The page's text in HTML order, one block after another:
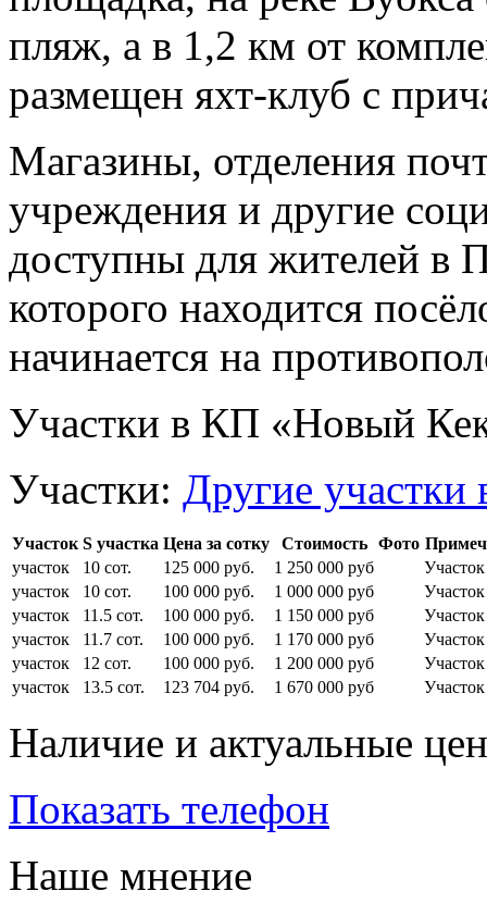
пляж, а в 1,2 км от
размещен яхт-клуб с
Магазины, отделения
учреждения и другие
доступны для жителей в
которого находится
начинается на
Участки в КП «Новый
Участки: Другие участки
Участок S участка Цена за сотку Стоимость Фото
участок
10 сот. 125 000 руб. 1 250 000 руб
участок
10 сот. 100 000 руб. 1 000 000 руб
участок
11.5 сот. 100 000 руб. 1 150 000 руб
участок
11.7 сот. 100 000 руб. 1 170 000 руб
участок
12 сот. 100 000 руб. 1 200 000 руб
участок
13.5 сот. 123 704 руб. 1 670 000 руб
Наличие и актуальные
Показать телефон
Наше мнение